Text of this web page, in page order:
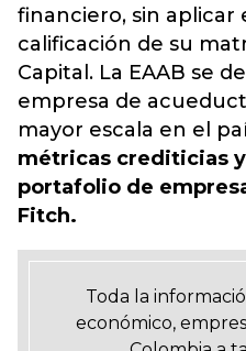
financiero, sin aplicar
calificación de su
Capital. La EAAB se
empresa de
mayor escala en el
métricas crediticias
portafolio de
Fitch.
Toda la
económico,